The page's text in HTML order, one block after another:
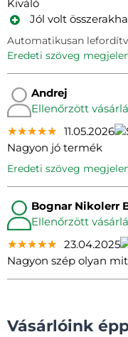
Kiváló
Jól volt
Automatikusan
eredeti szöveg
Andrej
Ellenőrzött
★★★★★
★★★★★
★★★★★ 11.05.2026
Nagyon jó termék
eredeti szöveg
Bognar Nikolerr
Ellenőrzött
★★★★★
★★★★★
★★★★★ 23.04.2025
Nagyon szép olyan
Vásárlóink